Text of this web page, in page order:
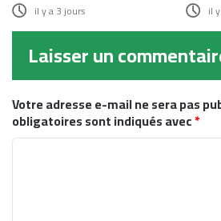
il y a 3 jours il
Laisser un
Votre adresse e-mail ne sera pas
obligatoires sont indiqués avec*